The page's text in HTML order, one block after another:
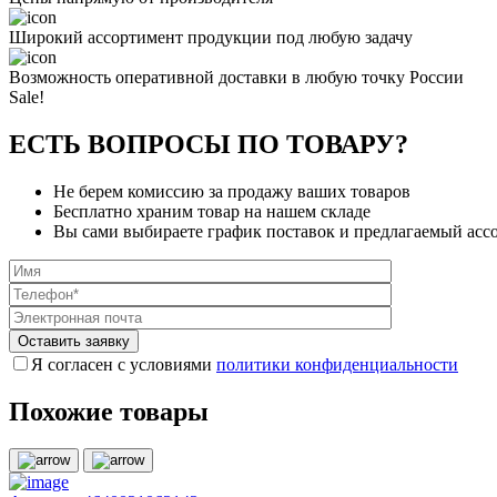
Широкий ассортимент продукции под любую задачу
Возможность оперативной доставки в любую точку России
Sale!
ЕСТЬ ВОПРОСЫ ПО ТОВАРУ?
Не берем комиссию за продажу ваших товаров
Бесплатно храним товар на нашем складе
Вы сами выбираете график поставок и предлагаемый
Я согласен с условиями политики конфиденциальности
Похожие товары